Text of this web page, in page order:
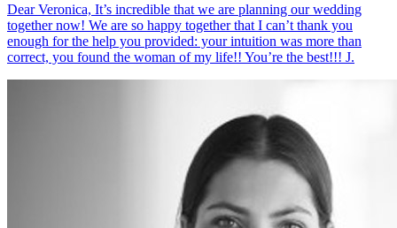
Dear Veronica, It’s incredible that we are planning our wedding
together now! We are so happy together that I can’t thank you
enough for the help you provided: your intuition was more than
correct, you found the woman of my life!! You’re the best!!! J.